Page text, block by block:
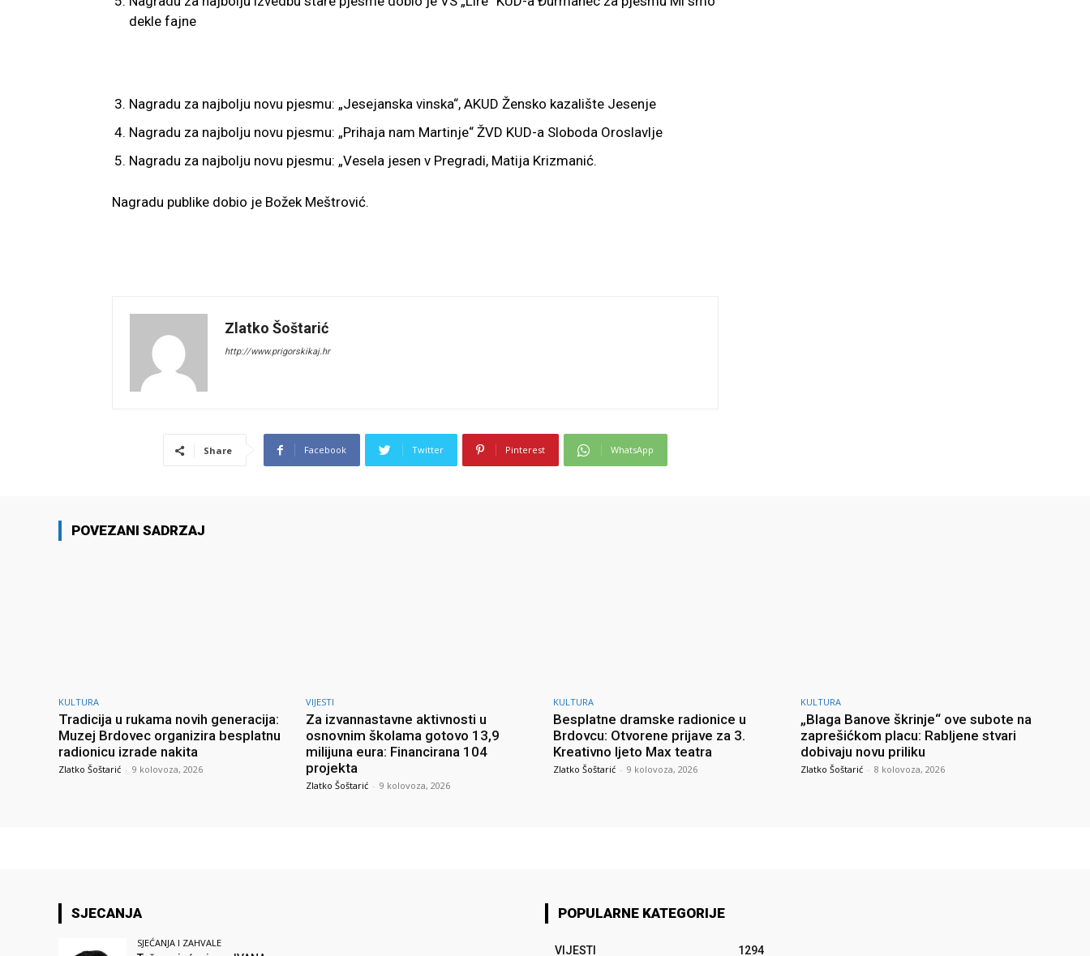
dekle fajne
Nagradu za najbolju novu pjesmu: „Jesejanska vinska“, AKUD Žensko kazalište Jesenje
Nagradu za najbolju novu pjesmu: „Prihaja nam Martinje“ ŽVD KUD-a Sloboda Oroslavlje
Nagradu za najbolju novu pjesmu: „Vesela jesen v Pregradi, Matija Krizmanić.
Nagradu publike dobio je Božek Meštrović.
Zlatko Šoštarić
http://www.prigorskikaj.hr
Share Facebook Twitter Pinterest WhatsApp
POVEZANI SADRZAJ
KULTURA
Tradicija u rukama novih generacija:
Muzej Brdovec organizira besplatnu
radionicu izrade nakita
Zlatko Šoštarić - 9 kolovoza, 2026
VIJESTI
Za izvannastavne aktivnosti u
osnovnim školama gotovo 13,9
milijuna eura: Financirana 104
projekta
Zlatko Šoštarić - 9 kolovoza, 2026
KULTURA
Besplatne dramske radionice u
Brdovcu: Otvorene prijave za 3.
Kreativno ljeto Max teatra
Zlatko Šoštarić - 9 kolovoza, 2026
KULTURA
„Blaga Banove škrinje“ ove subote na
zaprešićkom placu: Rabljene stvari
dobivaju novu priliku
Zlatko Šoštarić - 8 kolovoza, 2026
SJECANJA
SJEĆANJA I ZAHVALE
POPULARNE KATEGORIJE
VIJESTI 1294